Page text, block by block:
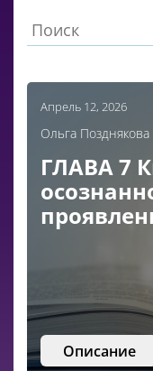
Апрель 12, 2026
Ольга Позднякова
ГЛАВА 7
Описание